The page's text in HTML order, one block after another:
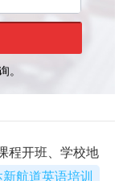
程开班、学校地
航道英语培训